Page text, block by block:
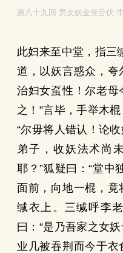
第八十九回 男女妖全凭舌伏
此妇来至中堂，指三
道，以妖言惑众，
治妇女虿性！尔老
之！”言毕，手举木
“尔毋将人错认！论
弟子，收妖法术尚
耶？”狐疑曰：“堂中
面前，向地一棍，
缄衣上。三缄呼李
曰：“是乃吾家之女
业几被吞荆而今于